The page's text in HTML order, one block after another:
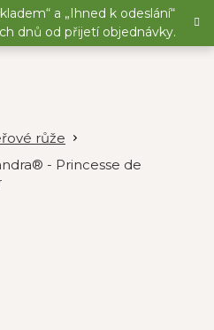
a „Ihned k odeslání“
dnů od přijetí objednávky.
růže
- Princesse de